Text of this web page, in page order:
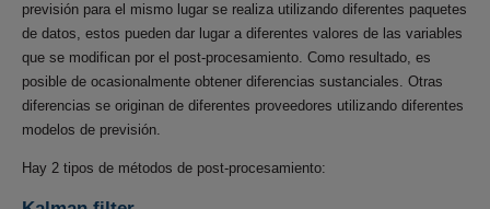
previsión para el mismo lugar se realiza utilizando diferentes paquetes
de datos, estos pueden dar lugar a diferentes valores de las variables
que se modifican por el post-procesamiento. Como resultado, es
posible de ocasionalmente obtener diferencias sustanciales. Otras
diferencias se originan de diferentes proveedores utilizando diferentes
modelos de previsión.
Hay 2 tipos de métodos de post-procesamiento: